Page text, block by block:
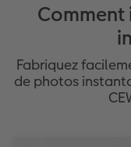
Fabriquez
de photos